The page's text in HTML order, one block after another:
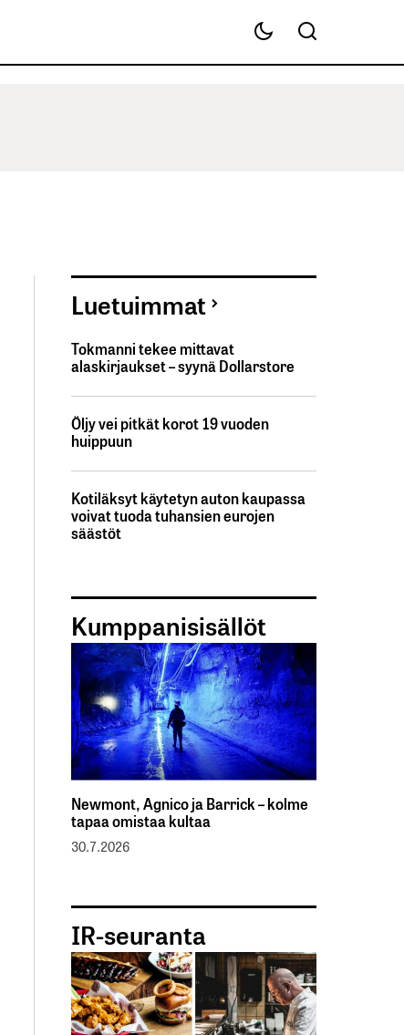
Luetuimmat
Tokmanni tekee mittavat
alaskirjaukset – syynä Dollarstore
Öljy vei pitkät korot 19 vuoden
huippuun
Kotiläksyt käytetyn auton kaupassa
voivat tuoda tuhansien eurojen
säästöt
Kumppanisisällöt
Newmont, Agnico ja Barrick – kolme
tapaa omistaa kultaa
30.7.2026
IR-seuranta